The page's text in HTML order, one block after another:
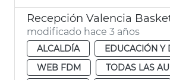
Recepción Valencia
modificado hace 3 años
ALCALDÍA
EDUCACIÓN Y
WEB FDM
TODAS LAS